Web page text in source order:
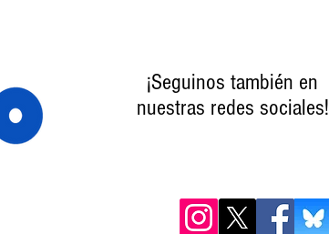
¡Seguinos también en
nuestras redes sociales!